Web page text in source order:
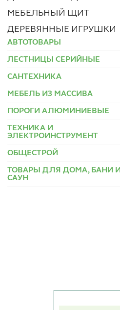
МЕБЕЛЬНЫЙ ЩИТ
ДЕРЕВЯННЫЕ ИГРУШКИ
АВТОТОВАРЫ
ЛЕСТНИЦЫ СЕРИЙНЫЕ
САНТЕХНИКА
МЕБЕЛЬ ИЗ МАССИВА
ПОРОГИ АЛЮМИНИЕВЫЕ
ТЕХНИКА И
ЭЛЕКТРОИНСТРУМЕНТ
ОБЩЕСТРОЙ
ТОВАРЫ ДЛЯ ДОМА, БАНИ И
САУН